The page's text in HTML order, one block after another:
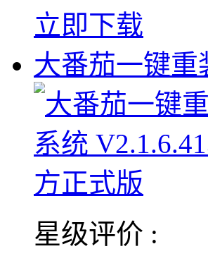
立即下载
大番茄一键重
星级评价 :